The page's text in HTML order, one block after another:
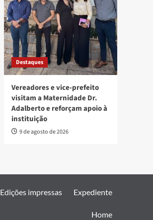
Destaques
Vereadores e vice-prefeito
visitam a Maternidade Dr.
Adalberto e reforçam apoio à
instituição
9 de agosto de 2026
Edições impressas Expediente
Home